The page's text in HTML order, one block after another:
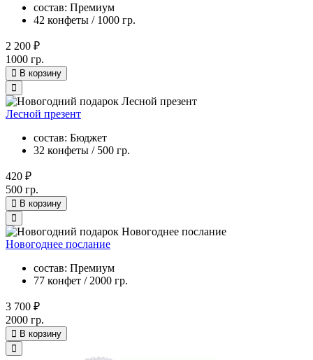
состав: Премиум
42 конфеты / 1000 гр.
2 200 ₽
1000 гр.
В корзину
Лесной презент
состав: Бюджет
32 конфеты / 500 гр.
420 ₽
500 гр.
В корзину
Новогоднее послание
состав: Премиум
77 конфет / 2000 гр.
3 700 ₽
2000 гр.
В корзину